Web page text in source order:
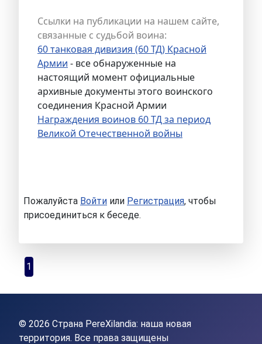
Ссылки на публикации на нашем сайте,
связанные с судьбой воина:
60 танковая дивизия (60 ТД) Красной
Армии - все обнаруженные на
настоящий момент официальные
архивные документы этого воинского
соединения Красной Армии
Награждения воинов 60 ТД за период
Великой Отечественной войны
Пожалуйста Войти или Регистрация, чтобы
присоединиться к беседе.
1
© 2026 Страна PereXilandia: наша новая
территория. Все права защищены